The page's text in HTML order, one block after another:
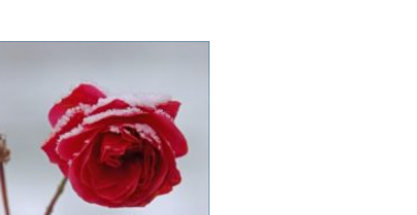
tills en varningslampa
känns fel. Ge...